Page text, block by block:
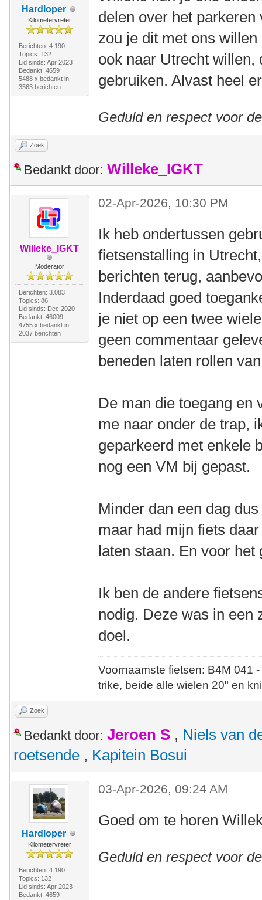
Hardloper
Kilometervreter
Berichten: 4.190
Topics: 132
Lid sinds: Apr 2023
Bedankt: 4659
5488 x bedankt in
3563 berichten
delen over het
zou je dit met ons
ook naar Utrecht willen,
gebruiken. Alvast heel
Geduld en respect voor
Zoek
Bedankt door: Willeke_IGKT
Willeke_IGKT
Moderator
Berichten: 3.083
Topics: 86
Lid sinds: Dec 2020
Bedankt: 46009
4755 x bedankt in
2037 berichten
02-Apr-2026, 10:30 PM
Ik heb ondertussen
fietsenstalling in
berichten terug,
Inderdaad goed
je niet op een twee
geen commentaar
beneden laten rollen
De man die toegang en
me naar onder de trap,
geparkeerd met enkele
nog een VM bij gepast.
Minder dan een dag
maar had mijn fiets
laten staan. En voor
Ik ben de andere
nodig. Deze was in een
doel.
Voornaamste fietsen: B4M
trike, beide alle wielen 20" en
Zoek
Bedankt door: Jeroen S , Niels van
roetsende , Kapitein Bosui
Hardloper
Kilometervreter
Berichten: 4.190
Topics: 132
Lid sinds: Apr 2023
Bedankt: 4659
03-Apr-2026, 09:24 AM
Goed om te horen
Geduld en respect voor